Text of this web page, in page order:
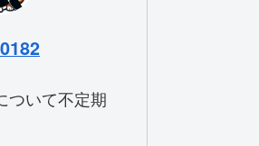
ついて不定期